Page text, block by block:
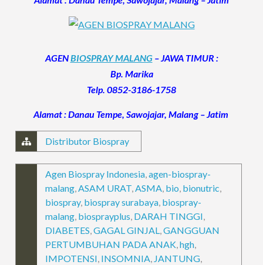
AGENBIOSPRAY MALANG– JAWA TIMUR :
Bp. Marika
Telp. 0852-3186-1758
Alamat : Danau Tempe, Sawojajar, Malang – Jatim
Distributor Biospray
Agen Biospray Indonesia,agen-biospray-
malang,ASAM URAT,ASMA, bio, bionutric,
biospray, biospray surabaya, biospray-
malang, biosprayplus, DARAH TINGGI,
DIABETES,GAGAL GINJAL,GANGGUAN
PERTUMBUHAN PADA ANAK,hgh,
IMPOTENSI, INSOMNIA, JANTUNG,